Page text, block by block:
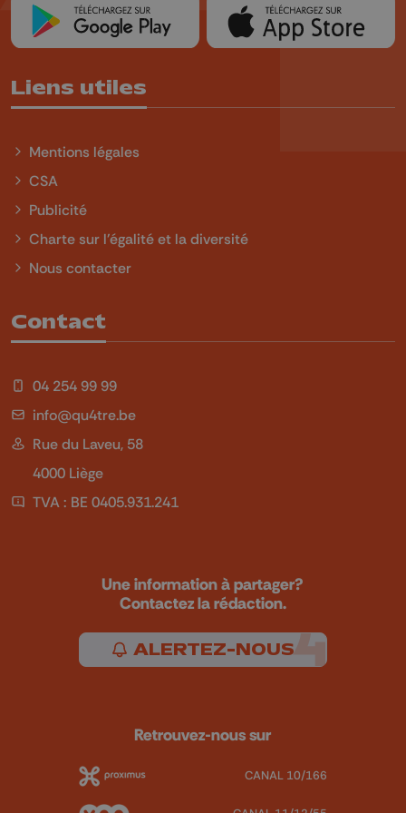
Liens utiles
Mentions légales
CSA
Publicité
Charte sur l'égalité et la diversité
Nous contacter
Contact
04 254 99 99
info@qu4tre.be
Rue du Laveu, 58
4000 Liège
TVA : BE 0405.931.241
Une information à partager?
Contactez la rédaction.
ALERTEZ-NOUS
Retrouvez-nous sur
CANAL 10/166